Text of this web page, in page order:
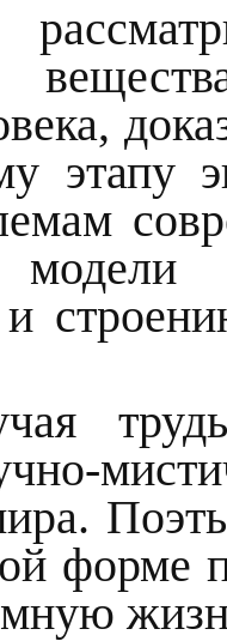
этапу
форме